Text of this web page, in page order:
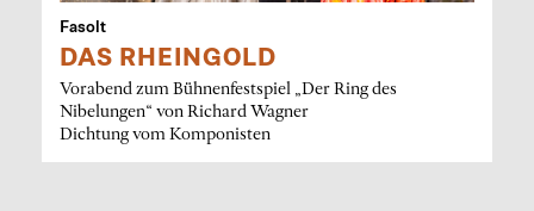
Fasolt
DAS RHEINGOLD
Vorabend zum Bühnenfestspiel „Der Ring des
Nibelungen“ von Richard Wagner
Dichtung vom Komponisten